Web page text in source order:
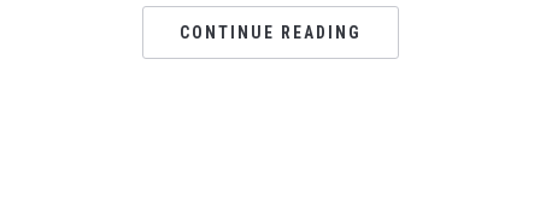
CONTINUE READING